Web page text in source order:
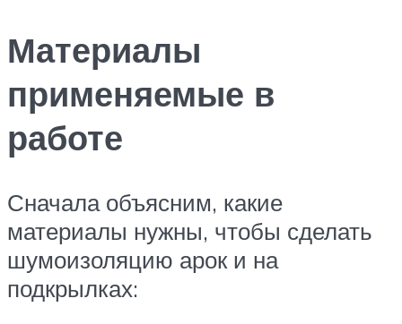
Материалы
применяемые в
работе
Сначала объясним, какие
материалы нужны, чтобы сделать
шумоизоляцию арок и на
подкрылках: